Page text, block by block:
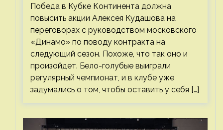
Победа в Кубке Континента должна
повысить акции Алексея Кудашова на
переговорах с руководством московского
«Динамо» по поводу контракта на
следующий сезон. Похоже, что так оно и
произойдет. Бело-голубые выиграли
регулярный чемпионат, и в клубе уже
задумались о том, чтобы оставить у себя […]